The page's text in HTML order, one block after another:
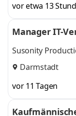
vor etwa 13
Manager IT-
Susonity
Darmstadt
vor 11 Tagen